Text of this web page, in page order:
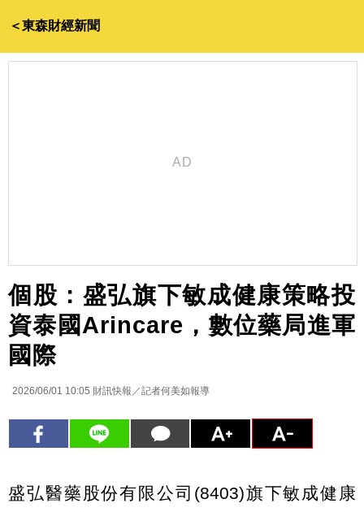
＜東森財經新聞
個股：盛弘旗下敏成健康策略投
資泰國Arincare，數位藥局進軍
國際
2026/06/01 10:05 財訊快報／記者何美如報導
盛弘醫藥股份有限公司(8403)旗下敏成健康